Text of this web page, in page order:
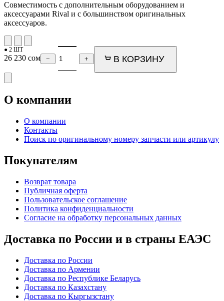
Совместимость с дополнительным оборудованием и
аксессуарами Rival и с большинством оригинальных
аксессуаров.
● 2 ШТ
26 230 сом − + В КОРЗИНУ
О компании
О компании
Контакты
Поиск по оригинальному номеру запчасти или артикулу
Покупателям
Возврат товара
Публичная оферта
Пользовательское соглашение
Политика конфиденциальности
Согласие на обработку персональных данных
Доставка по России и в страны ЕАЭС
Доставка по России
Доставка по Армении
Доставка по Республике Беларусь
Доставка по Казахстану
Доставка по Кыргызстану